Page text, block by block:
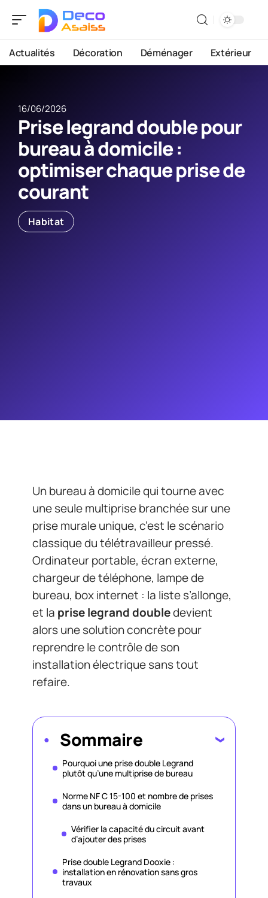
Actualités Décoration Déménager Extérieur
16/06/2026
Prise legrand double pour
bureau à domicile :
optimiser chaque prise de
courant
Habitat
Un bureau à domicile qui tourne avec
une seule multiprise branchée sur une
prise murale unique, c’est le scénario
classique du télétravailleur pressé.
Ordinateur portable, écran externe,
chargeur de téléphone, lampe de
bureau, box internet : la liste s’allonge,
et la prise legrand doubledevient
alors une solution concrète pour
reprendre le contrôle de son
installation électrique sans tout
refaire.
Sommaire
Pourquoi une prise double Legrand
plutôt qu’une multiprise de bureau
Norme NF C 15-100 et nombre de prises
dans un bureau à domicile
Vérifier la capacité du circuit avant
d’ajouter des prises
Prise double Legrand Dooxie :
installation en rénovation sans gros
travaux